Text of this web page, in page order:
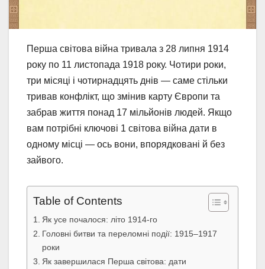
Перша світова війна тривала з 28 липня 1914
року по 11 листопада 1918 року. Чотири роки,
три місяці і чотирнадцять днів — саме стільки
тривав конфлікт, що змінив карту Європи та
забрав життя понад 17 мільйонів людей. Якщо
вам потрібні ключові 1 світова війна дати в
одному місці — ось вони, впорядковані й без
зайвого.
Table of Contents
Як усе почалося: літо 1914-го
Головні битви та переломні події: 1915–1917
роки
Як завершилася Перша світова: дати